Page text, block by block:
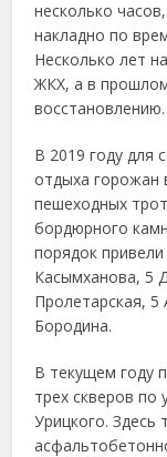
несколько
накладно по
Несколько лет
ЖКХ, а в
восстановлению.
В 2019 году для
отдыха горожан
пешеходных
бордюрного
порядок
Касымханова, 5
Пролетарская,
Бородина.
В текущем году
трех скверов по
Урицкого. Здесь